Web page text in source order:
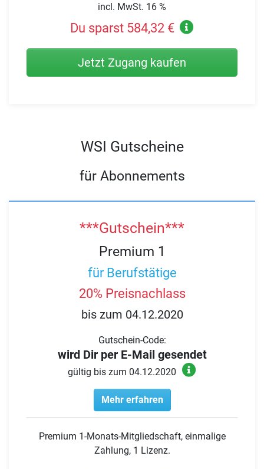
incl. MwSt. 16 %
Du sparst 584,32 €
Jetzt Zugang kaufen
WSI Gutscheine
für Abonnements
***Gutschein***
Premium 1
für Berufstätige
20% Preisnachlass
bis zum 04.12.2020
Gutschein-Code:
wird Dir per E-Mail gesendet
gültig bis zum 04.12.2020
Mehr erfahren
Premium 1-Monats-Mitgliedschaft, einmalige
Zahlung, 1 Lizenz.